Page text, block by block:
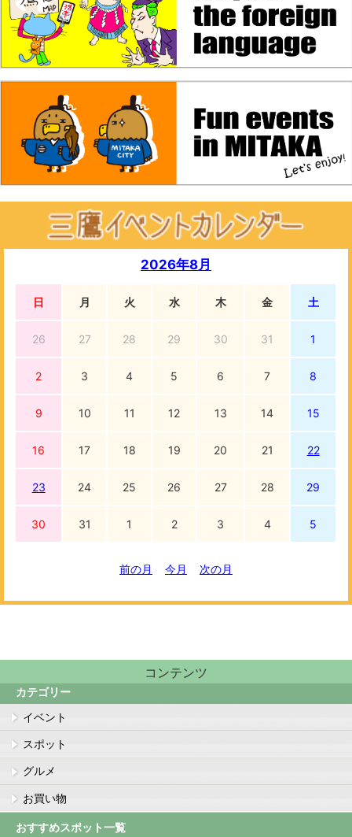
2026年8月
日 月 火 水 木 金 土
26 27 28 29 30 31 1
2 3 4 5 6 7 8
9 10 11 12 13 14 15
16 17 18 19 20 21 22
23 24 25 26 27 28 29
30 31 1 2 3 4 5
前の月 今月 次の月
コンテンツ
カテゴリー
イベント
スポット
グルメ
お買い物
おすすめスポット一覧